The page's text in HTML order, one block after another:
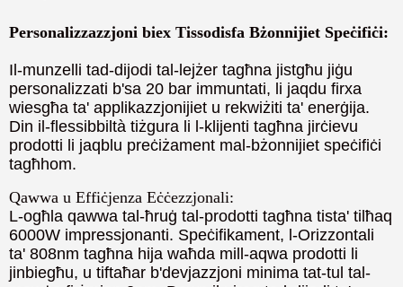
Personalizzazzjoni biex Tissodisfa Bżonnijiet Speċifiċi:
Il-munzelli tad-dijodi tal-lejżer tagħna jistgħu jiġu
personalizzati b'sa 20 bar immuntati, li jaqdu firxa
wiesgħa ta' applikazzjonijiet u rekwiżiti ta' enerġija.
Din il-flessibbiltà tiżgura li l-klijenti tagħna jirċievu
prodotti li jaqblu preċiżament mal-bżonnijiet speċifiċi
tagħhom.
Qawwa u Effiċjenza Eċċezzjonali:
L-ogħla qawwa tal-ħruġ tal-prodotti tagħna tista' tilħaq
6000W impressjonanti. Speċifikament, l-Orizzontali
ta' 808nm tagħna hija waħda mill-aqwa prodotti li
jinbiegħu, u tiftaħar b'devjazzjoni minima tat-tul tal-